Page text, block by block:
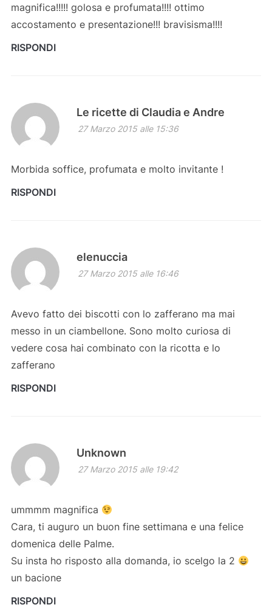
magnifica!!!!! golosa e profumata!!!! ottimo
accostamento e presentazione!!! bravisisma!!!!
RISPONDI
Le ricette di Claudia e Andre
27 Marzo 2015 alle 15:36
Morbida soffice, profumata e molto invitante !
RISPONDI
elenuccia
27 Marzo 2015 alle 16:46
Avevo fatto dei biscotti con lo zafferano ma mai
messo in un ciambellone. Sono molto curiosa di
vedere cosa hai combinato con la ricotta e lo
zafferano
RISPONDI
Unknown
27 Marzo 2015 alle 19:42
ummmm magnifica
Cara, ti auguro un buon fine settimana e una felice
domenica delle Palme.
Su insta ho risposto alla domanda, io scelgo la 2
un bacione
RISPONDI